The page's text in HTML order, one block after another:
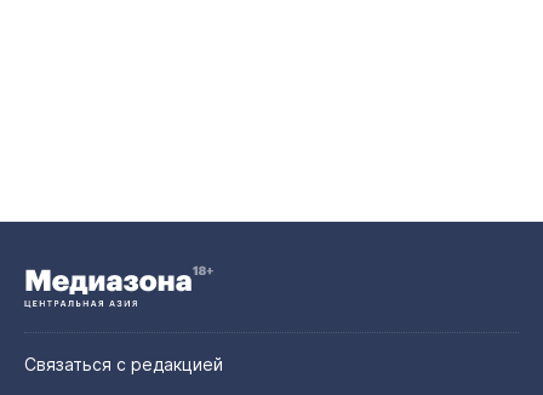
Связаться с редакцией